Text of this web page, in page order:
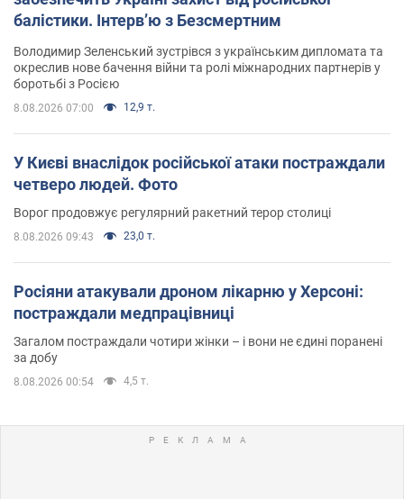
балістики. Інтерв’ю з Безсмертним
Володимир Зеленський зустрівся з українським дипломата та
окреслив нове бачення війни та ролі міжнародних партнерів у
боротьбі з Росією
8.08.2026 07:00 12,9 т.
У Києві внаслідок російської атаки постраждали
четверо людей. Фото
Ворог продовжує регулярний ракетний терор столиці
8.08.2026 09:43 23,0 т.
Росіяни атакували дроном лікарню у Херсоні:
постраждали медпрацівниці
Загалом постраждали чотири жінки – і вони не єдині поранені
за добу
8.08.2026 00:54 4,5 т.